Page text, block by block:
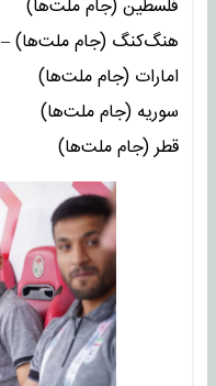
فلسطین (جام ملت‌ها)
هنگ‌کنگ (جام ملت‌ها) – 2 گل
امارات (جام ملت‌ها)
سوریه (جام ملت‌ها)
قطر (جام ملت‌ها)